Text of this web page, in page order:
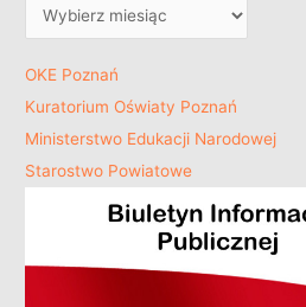
OKE Poznań
Kuratorium Oświaty Poznań
Ministerstwo Edukacji Narodowej
Starostwo Powiatowe